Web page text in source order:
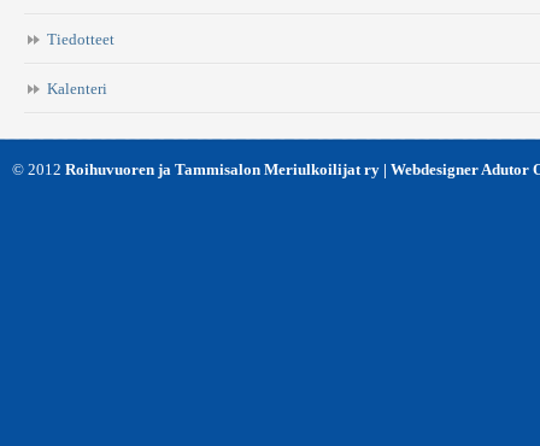
Tiedotteet
Kalenteri
© 2012 Roihuvuoren ja Tammisalon Meriulkoilijat ry | Webdesigner Adutor